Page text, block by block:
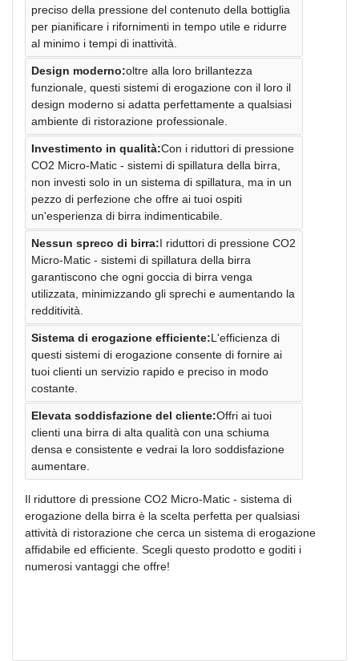
preciso della pressione del contenuto della bottiglia
per pianificare i rifornimenti in tempo utile e ridurre
al minimo i tempi di inattività.
Design moderno:oltre alla loro brillantezza
funzionale, questi sistemi di erogazione con il loro il
design moderno si adatta perfettamente a qualsiasi
ambiente di ristorazione professionale.
Investimento in qualità:Con i riduttori di pressione
CO2 Micro-Matic - sistemi di spillatura della birra,
non investi solo in un sistema di spillatura, ma in un
pezzo di perfezione che offre ai tuoi ospiti
un'esperienza di birra indimenticabile.
Nessun spreco di birra:I riduttori di pressione CO2
Micro-Matic - sistemi di spillatura della birra
garantiscono che ogni goccia di birra venga
utilizzata, minimizzando gli sprechi e aumentando la
redditività.
Sistema di erogazione efficiente:L'efficienza di
questi sistemi di erogazione consente di fornire ai
tuoi clienti un servizio rapido e preciso in modo
costante.
Elevata soddisfazione del cliente:Offri ai tuoi
clienti una birra di alta qualità con una schiuma
densa e consistente e vedrai la loro soddisfazione
aumentare.
Il riduttore di pressione CO2 Micro-Matic - sistema di
erogazione della birra è la scelta perfetta per qualsiasi
attività di ristorazione che cerca un sistema di erogazione
affidabile ed efficiente. Scegli questo prodotto e goditi i
numerosi vantaggi che offre!